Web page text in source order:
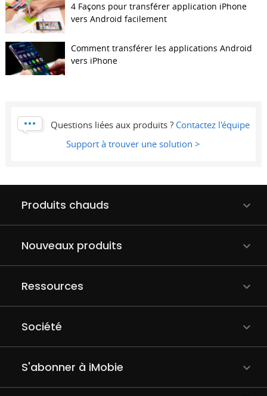
4 Façons pour transférer application iPhone
vers Android facilement
Comment transférer les applications Android
vers iPhone
Questions liées aux produits ? Contactez l'équipe
Support à trouver une solution >
Produits chauds
Nouveaux produits
Ressources
Société
S'abonner à iMobie